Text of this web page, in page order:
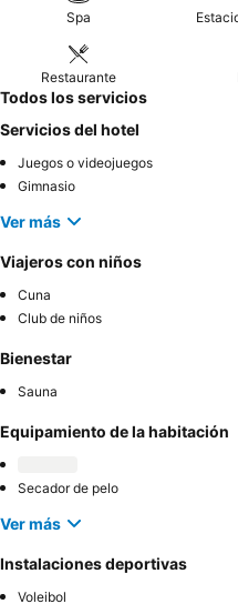
Spa
Restaurante
Todos los servicios
Servicios del hotel
Juegos o videojuegos
Gimnasio
Ver más
Viajeros con niños
Cuna
Club de niños
Bienestar
Sauna
Equipamiento de la habitación
Secador de pelo
Ver más
Instalaciones deportivas
Voleibol